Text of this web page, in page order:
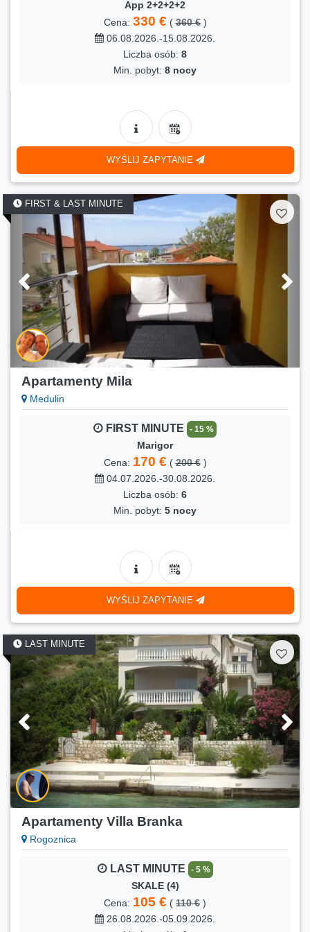
App 2+2+2+2
Cena: 330 € (360 €)
06.08.2026.-15.08.2026.
Liczba osób: 8
Min. pobyt: 8 nocy
WYŚLIJ ZAPYTANIE
FIRST & LAST MINUTE
Apartamenty Mila
Medulin
FIRST MINUTE - 15 %
Marigor
Cena: 170 € (200 €)
04.07.2026.-30.08.2026.
Liczba osób: 6
Min. pobyt: 5 nocy
Marigor
Cena:
170 € (200 €
04.07.2026.-30.08.2026.
Liczba osób:6
Min. pobyt:5 nocy
FIRST MINUTE - 25 %
Marigor
Cena:120 € 160 €)
31.08.2026.-13.09.2026.
Liczba osób:6
Min. pobyt:5 nocy
FIRST MINUTE - 33 %
Mila
Cena:100 €(150 €)
Liczba osób:5
FIRST MINUTE - 25 %
Mila
Cena:90 €(120 €)
14.09.2026.-04.10.2026.
WYŚLIJ ZAPYTANIE
LAST MINUTE
Apartamenty Villa Branka
Rogoznica
LAST MINUTE - 5 %
SKALE (4)
Cena: 105 € ( 110 € )
26.08.2026.-05.09.2026.